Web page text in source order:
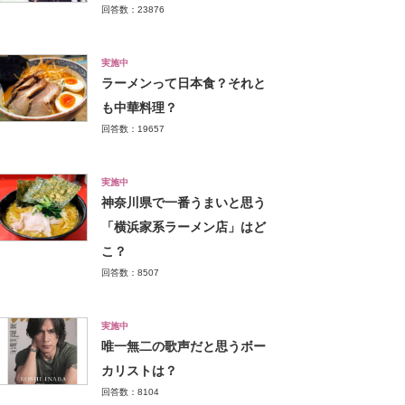
回答数：23876
実施中
ラーメンって日本食？それと
も中華料理？
回答数：19657
実施中
神奈川県で一番うまいと思う
「横浜家系ラーメン店」はど
こ？
回答数：8507
実施中
唯一無二の歌声だと思うボー
カリストは？
回答数：8104